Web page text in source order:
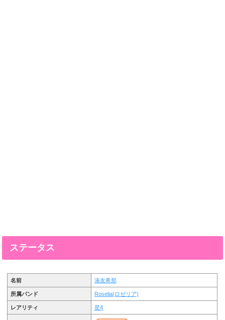
ステータス
名前 湊友希那
所属バンド Roselia(ロゼリア)
レアリティ 星4